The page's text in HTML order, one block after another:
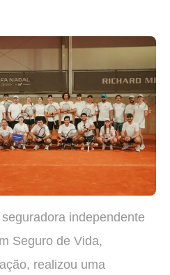
independente
Seguro de Vida,
realizou uma